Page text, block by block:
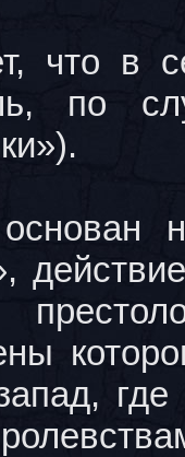
что в
по